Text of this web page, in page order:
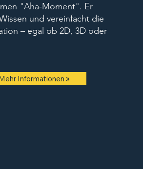
"Aha-Moment". Er
und vereinfacht die
– egal ob 2D, 3D oder
Informationen »